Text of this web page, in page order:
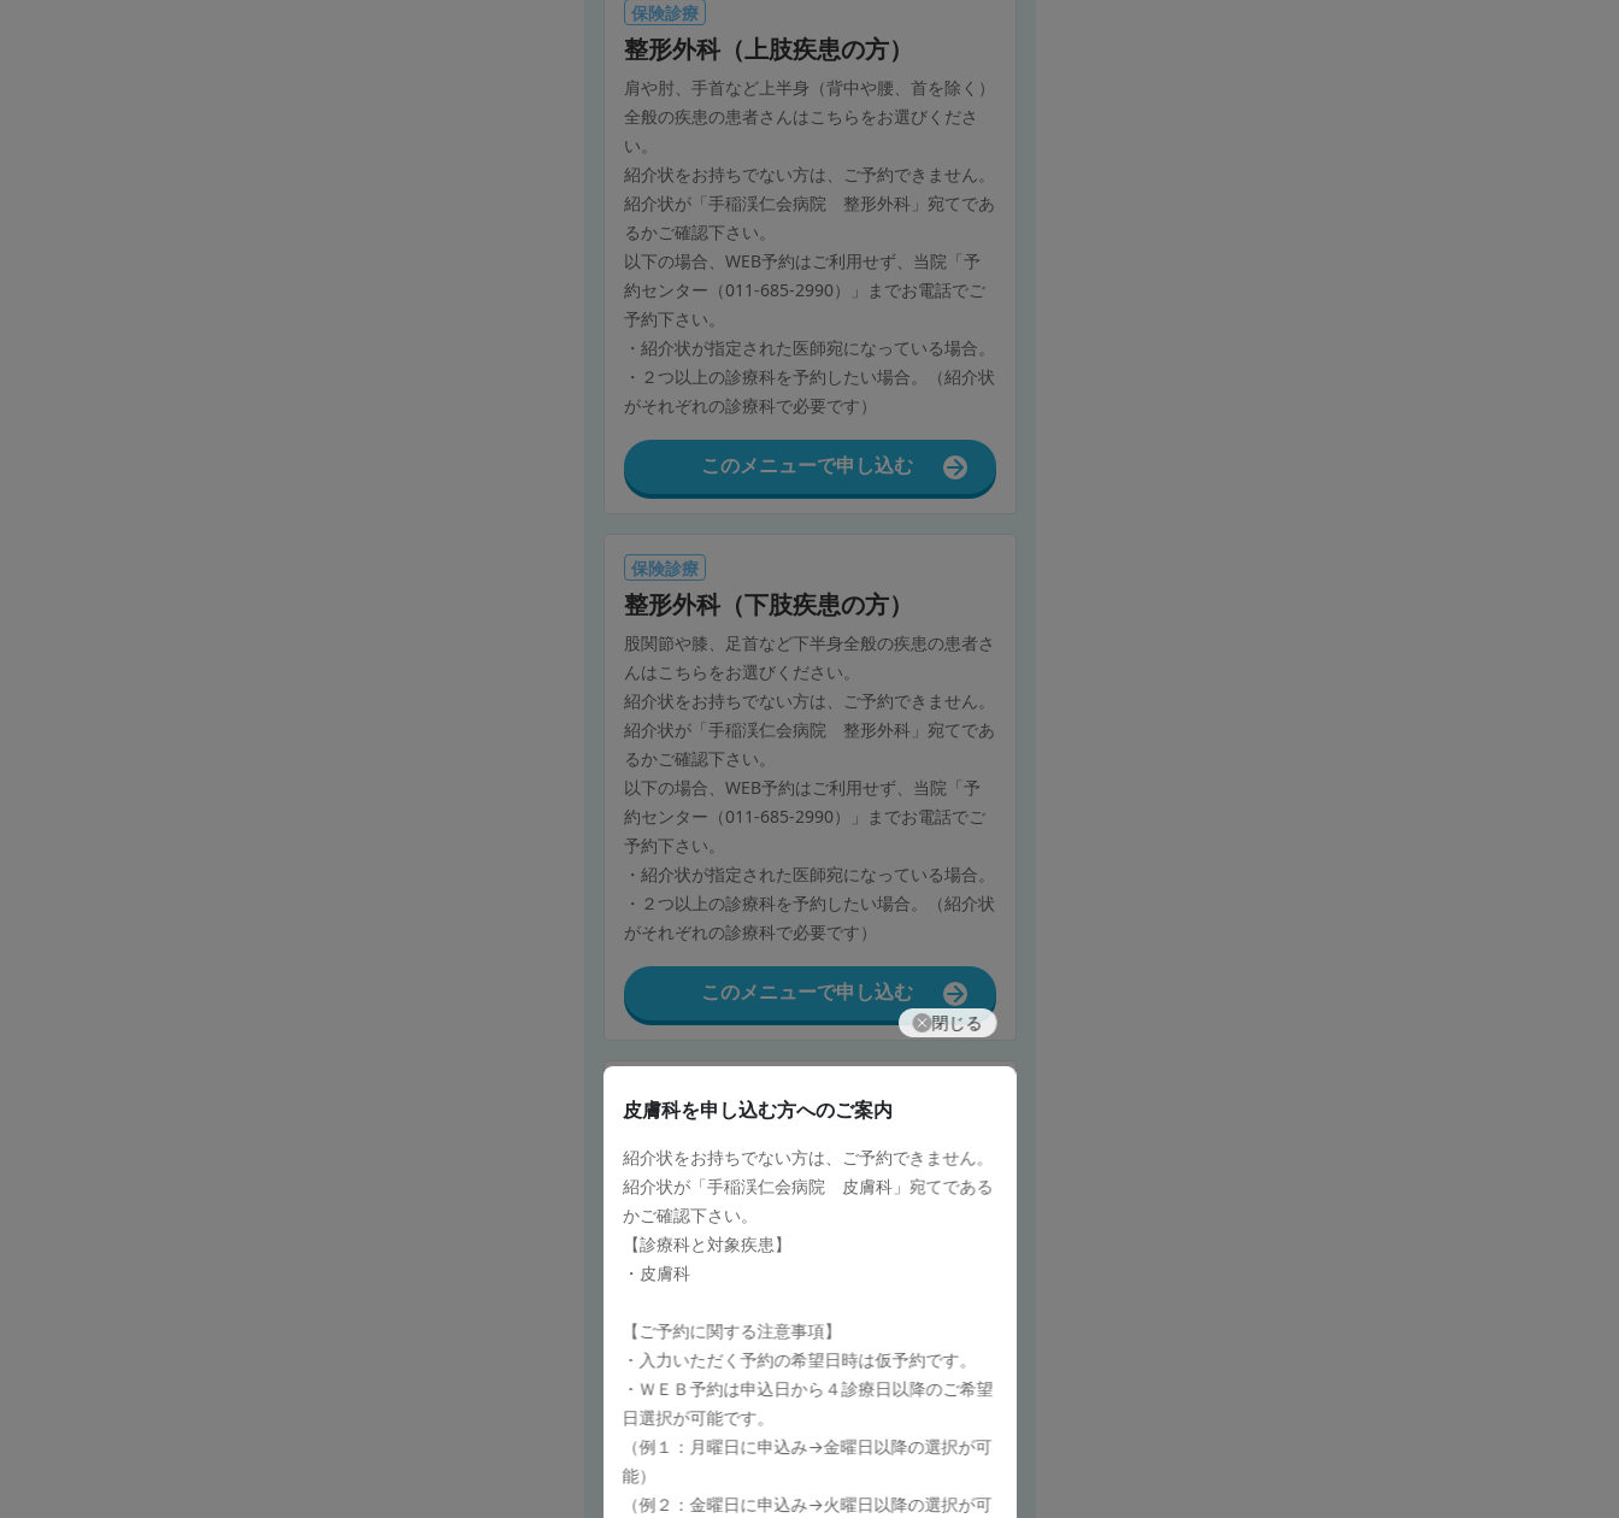
保険診療
整形外科（上肢疾患の方）
肩や肘、手首など上半身（背中や腰、首を除く）
全般の疾患の患者さんはこちらをお選びくださ
い。
紹介状をお持ちでない方は、ご予約できません。
紹介状が「手稲渓仁会病院 整形外科」宛てであ
るかご確認下さい。
以下の場合、WEB予約はご利用せず、当院「予
約センター（011-685-2990）」までお電話でご
予約下さい。
・紹介状が指定された医師宛になっている場合。
・２つ以上の診療科を予約したい場合。（紹介状
がそれぞれの診療科で必要です）
このメニューで申し込む
保険診療
整形外科（下肢疾患の方）
股関節や膝、足首など下半身全般の疾患の患者さ
んはこちらをお選びください。
紹介状をお持ちでない方は、ご予約できません。
紹介状が「手稲渓仁会病院 整形外科」宛てであ
るかご確認下さい。
以下の場合、WEB予約はご利用せず、当院「予
約センター（011-685-2990）」までお電話でご
予約下さい。
・紹介状が指定された医師宛になっている場合。
・２つ以上の診療科を予約したい場合。（紹介状
がそれぞれの診療科で必要です）
このメニューで申し込む
保険診療
整形外科（脊椎疾患の方）
首、背中、腰の痛みや手足のしびれ等の症状の患
者さんはこちらをお選びください。
紹介状をお持ちでない方は、ご予約できません。
紹介状が「手稲渓仁会病院 整形外科」宛てであ
るかご確認下さい。
約センター（011-685-2990）」までお電話でご
予約下さい。
・紹介状が指定された医師宛になっている場合。
・２つ以上の診療科を予約したい場合。（紹介状
がそれぞれの診療科で必要です）
閉じる
皮膚科を申し込む方へのご案内
紹介状をお持ちでない方は、ご予約できません。
紹介状が「手稲渓仁会病院 皮膚科」宛てである
かご確認下さい。
【診療科と対象疾患】
・皮膚科
【ご予約に関する注意事項】
・入力いただく予約の希望日時は仮予約です。
・ＷＥＢ予約は申込日から４診療日以降のご希望
日選択が可能です。
（例１：月曜日に申込み→金曜日以降の選択が可
能）
（例２：金曜日に申込み→火曜日以降の選択が可